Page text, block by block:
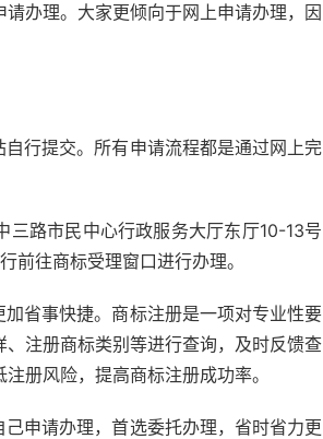
办理。大家更倾向于网上申请办理，因
行提交。所有申请流程都是通过网上完
路市民中心行政服务大厅东厅10-13号
往商标受理窗口进行办理。
省事快捷。商标注册是一项对专业性要
注册商标类别等进行查询，及时反馈查
册风险，提高商标注册成功率。
申请办理，首选委托办理，省时省力更